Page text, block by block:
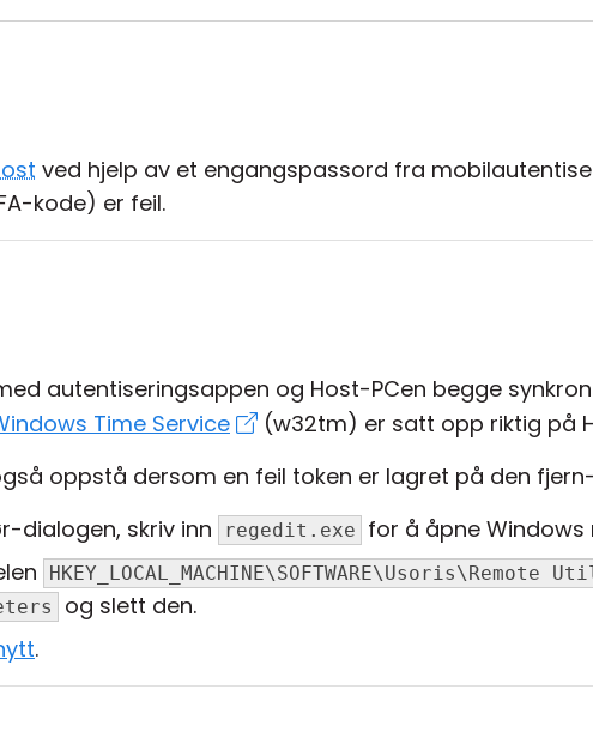
ved hjelp av et engangspassord fra
kode) er feil.
autentiseringsappen og Host-PCen begge
Time Service
(w32tm) er satt opp riktig på
oppstå dersom en feil token er lagret på den fjern-
dialogen, skriv inn
regedit.exe
for å åpne
HKEY_LOCAL_MACHINE\SOFTWARE\Usoris\Remote
og slett den.
.